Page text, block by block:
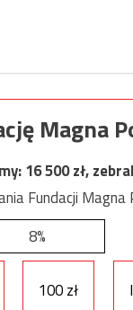
Magna
16 500zł,
Fundacji Magna
8%
100 zł